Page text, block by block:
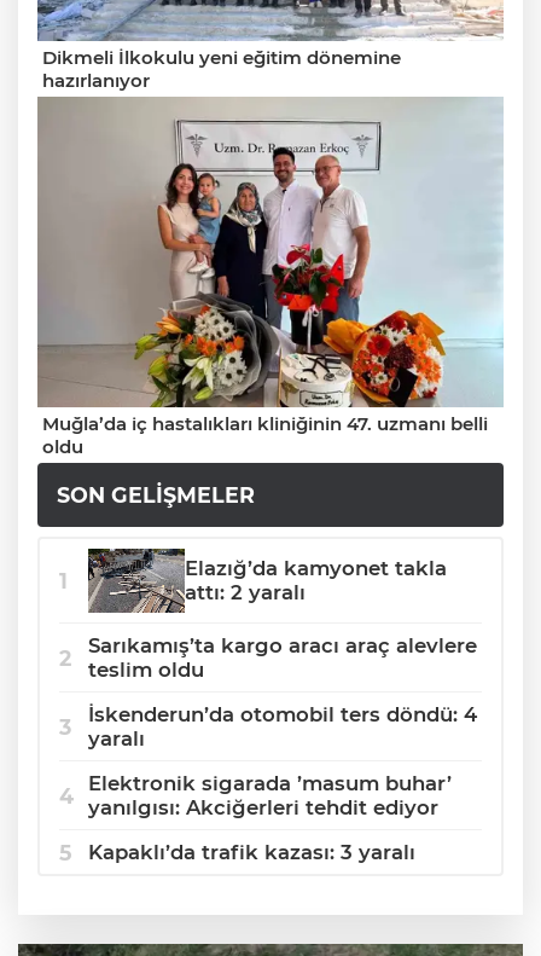
Dikmeli İlkokulu yeni eğitim dönemine
hazırlanıyor
Muğla’da iç hastalıkları kliniğinin 47. uzmanı belli
oldu
SON GELIŞMELER
Elazığ’da kamyonet takla
attı: 2 yaralı
Sarıkamış’ta kargo aracı araç alevlere
teslim oldu
İskenderun’da otomobil ters döndü: 4
yaralı
Elektronik sigarada ’masum buhar’
yanılgısı: Akciğerleri tehdit ediyor
Kapaklı’da trafik kazası: 3 yaralı